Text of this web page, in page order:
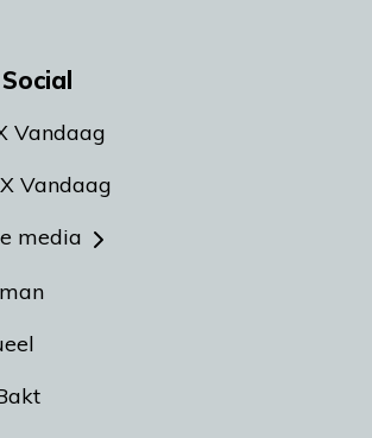
Vandaag
Vandaag
media